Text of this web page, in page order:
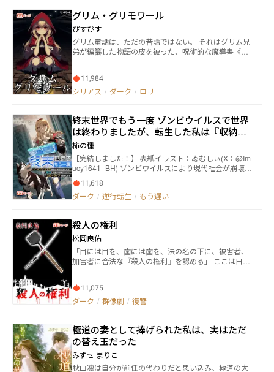
画の王道を踏襲したバトルアクションライトノベル、
ここに爆誕！ YouTube「ネオページ公式チャンネル」
にてPV公開中！ URLをチェック！ https://youtu.be/U
EPF1MAF9EU
グリム・グリモワール
ぴすぴす
グリム童話は、ただの昔話ではない。 それはグリム兄
弟が編纂した物語の皮を被った、呪術的な魔導書《グ
物たちは読み手《マスター》と契約してこの世界に姿
を取る。 平凡な青年・久我九朗は、暴言と銃火器を撒
なかった。 彼女は――残虐性・嗜虐性・悪意を含んだ
初版、失われた禁断の魔導書《ロスト・グリモワー
ル》の『赤ずきん』だった。 魔導書同士は互いを喰ら
い、力を奪い合う。 改訂版では決して語られない原典
の暴力と悪意が、九朗の日常を容赦なく侵食してい
く。 これは、禁断の魔導書《ロスト・グリモワール》
を巡る殺し合いの中で、 ひとりの青年が暴虐の『赤ず
きん』と共に歩む物語。 ※この物語は過度の残虐、嗜
虐描写が含まれますのでご注意ください ※この物語は
ご注意ください。ただし十八禁描写は含まれないよう
配慮しています ※この物語はフィクションであり、実
在の人物・団体とは一切関係ありません ※また本作に
はいかなる差別、偏見、暴力、または不適切な行為を
助長する意図は一切ありません ※また本作は法律・法
11,984
シリアス / ダーク / ロリ
終末世界でもう一度 ゾンビウイルスで世界
は終わりましたが、転生した私は『収納ス
キル』でスローライフを目指します
柿の種
【完結しました！】 表紙イラスト：ゐむしぃ(X：@Im
ucy1641_BH) ゾンビウイルスにより現代社会が崩壊
し、終末世界と化した世界。家族の裏切りに遭い一度
死んだはずの柊 雛奈(ひいらぎ ひなな)は、ウイル
ス蔓延の1ヶ月前に奇跡的に生き返る。だが、心に深い
た。
11,618
ダーク / 逆行転生 / もう遅い
殺人の権利
松岡良佑
「目には目を、歯には歯を、法の名の下に、被害者、
加害者に合法な『殺人の権利』を認める」 ここは日本
ても良い。 『ハンムラビ法典方』即ち『仇討ち法』に
よって凄惨な復讐劇が幕を開ける――！ 数多の被害者
程度で復讐とは片腹痛いわ！」 ネオページの規則限界
に挑んだ作品になります。 完結作品なので、一気読み
にどうぞ！ 評価感想、お待ちしてます！ ※：登場人物
の名前は存在しない苗字や名前、名前に使うにはあり
えない漢字を使用しています。フィクションではあり
11,075
ダーク / 群像劇 / 復讐
極道の妻として捧げられた私は、実はただ
の替え玉だった
みずせ まりこ
秋山凛は自分が前任の代わりだと思い込み、極道の大